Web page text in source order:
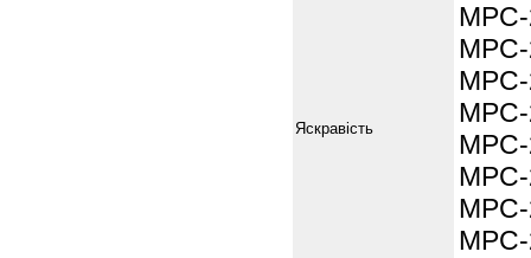
Яскравість